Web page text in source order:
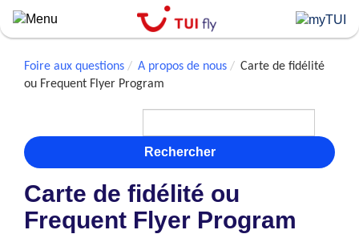
Skip
to
contentFoire aux questions A propos de nous
Carte de fidélité
ou Frequent Flyer Program
Rechercher
Carte de fidélité ou
Frequent Flyer Program